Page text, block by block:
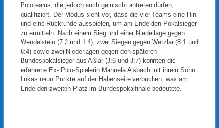
Poloteams, die jedoch auch gemischt antreten dürfen,
qualifiziert. Der Modus sieht vor, dass die vier Teams eine Hin-
und eine Rückrunde ausspielen, um am Ende den Pokalsieger
zu ermitteln. Nach einem Sieg und einer Niederlage gegen
Wendelstein (7:2 und 1:4), zwei Siegen gegen Wetzlar (8:1 und
6:4) sowie zwei Niederlagen gegen den späteren
Bundespokalsieger aus Aßlar (3:6 und 3:7) konnten die
erfahrene Ex- Polo-Spielerin Manuela Alsbach mit ihrem Sohn
Lukas neun Punkte auf der Habenseite verbuchen, was am
Ende den zweiten Platz im Bundespokalfinale bedeutete.